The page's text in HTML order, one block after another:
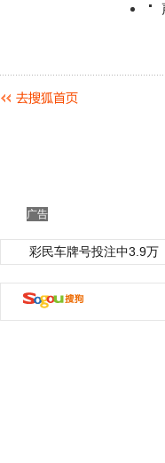
广告
彩民车牌号投注中3.9万